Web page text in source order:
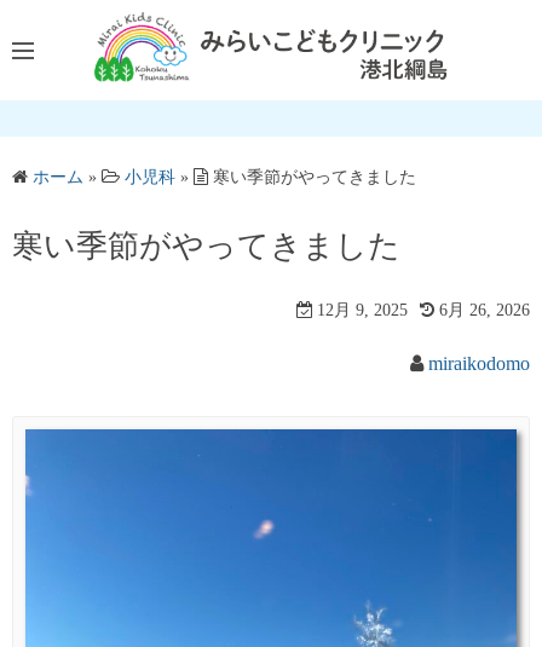
ン
ツ
へ
キ
ホーム » 小児科 » 寒い季節がやってきました
寒い季節がやってきました
12月 9, 2025 6月 26, 2026
miraikodomo